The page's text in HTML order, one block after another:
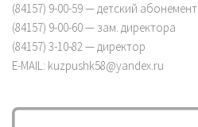
(84157) 9-00-59 — детский абонемент
(84157) 9-00-60 — зам. директора
(84157) 3-10-82 — директор
E-MAIL: kuzpushk58@yandex.ru